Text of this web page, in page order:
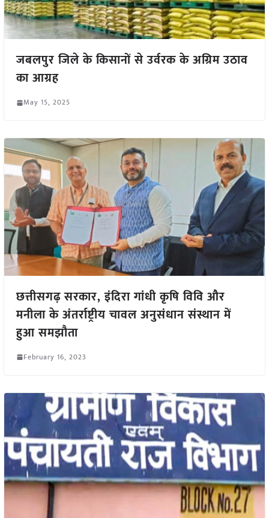
जबलपुर जिले के किसानों से उर्वरक के अग्रिम उठाव
का आग्रह
May 15, 2025
छत्तीसगढ़ सरकार, इंदिरा गांधी कृषि विवि और
मनीला के अंतर्राष्ट्रीय चावल अनुसंधान संस्थान में
हुआ समझौता
February 16, 2023